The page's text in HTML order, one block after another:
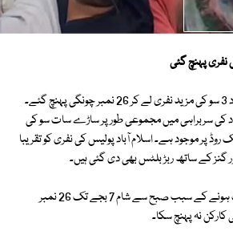
ڈی آئی جی ہیڈ کوارٹر اسلام آباد 3 سو کی مزید نفری لے کر 26 نمبر چونگی پہنچ گئے۔
کی سربراہی میں مجموعی طور پر ساڑے سات سو کی
لنک روڈ پر موجود ہے۔ اسلام آباد پولیس کی نفری کو تقریبا
پولیس کی بھاری نفری تعینات ہونے کے سبب صبح سے شام 7 بجے تک 26 نمبر
کارکن نہ پہنچ سکا۔